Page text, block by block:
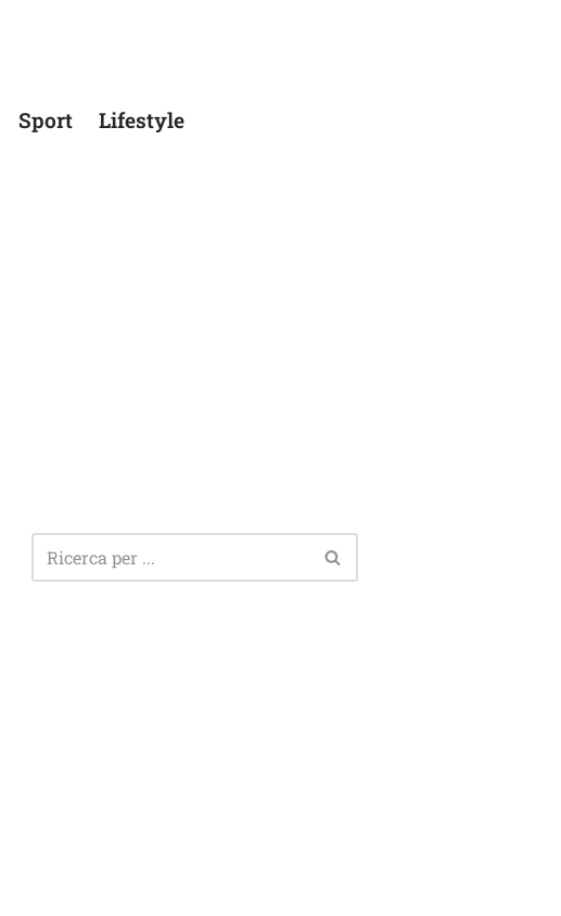
Sport Lifestyle